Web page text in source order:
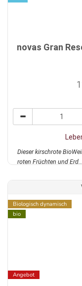
novas Gran
Dieser kirschrote
roten Früchten und Erd...
Biologisch dynamisch
bio
Angebot